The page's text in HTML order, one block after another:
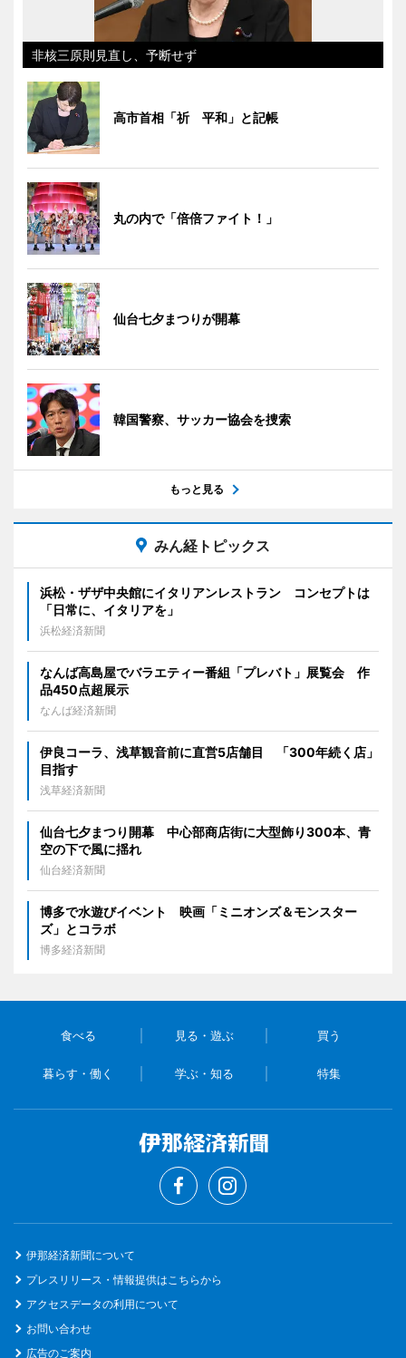
非核三原則見直し、予断せず
高市首相「祈 平和」と記帳
丸の内で「倍倍ファイト！」
仙台七夕まつりが開幕
韓国警察、サッカー協会を捜索
もっと見る
みん経トピックス
浜松・ザザ中央館にイタリアンレストラン コンセプトは
「日常に、イタリアを」
浜松経済新聞
なんば高島屋でバラエティー番組「プレバト」展覧会 作
品450点超展示
なんば経済新聞
伊良コーラ、浅草観音前に直営5店舗目 「300年続く店」
目指す
浅草経済新聞
仙台七夕まつり開幕 中心部商店街に大型飾り300本、青
空の下で風に揺れ
仙台経済新聞
博多で水遊びイベント 映画「ミニオンズ＆モンスター
ズ」とコラボ
博多経済新聞
食べる 見る・遊ぶ 買う
暮らす・働く 学ぶ・知る 特集
伊那経済新聞について
プレスリリース・情報提供はこちらから
アクセスデータの利用について
お問い合わせ
広告のご案内